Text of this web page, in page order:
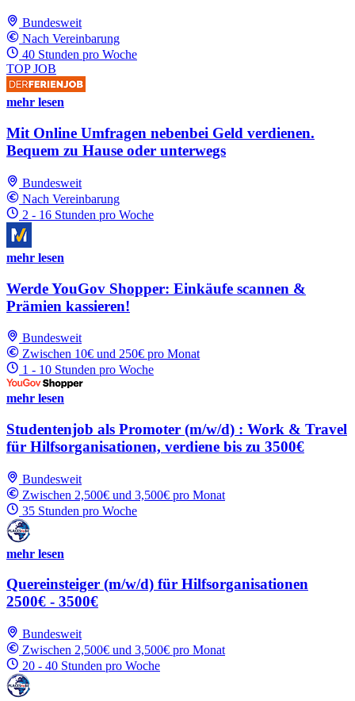
Bundesweit
Nach Vereinbarung
40 Stunden pro Woche
TOP JOB
mehr lesen
Mit Online Umfragen nebenbei Geld verdienen.
Bequem zu Hause oder unterwegs
Bundesweit
Nach Vereinbarung
2 - 16 Stunden pro Woche
mehr lesen
Werde YouGov Shopper: Einkäufe scannen &
Prämien kassieren!
Bundesweit
Zwischen 10€ und 250€ pro Monat
1 - 10 Stunden pro Woche
mehr lesen
Studentenjob als Promoter (m/w/d) : Work & Travel
für Hilfsorganisationen, verdiene bis zu 3500€
Bundesweit
Zwischen 2,500€ und 3,500€ pro Monat
35 Stunden pro Woche
mehr lesen
Quereinsteiger (m/w/d) für Hilfsorganisationen
2500€ - 3500€
Bundesweit
Zwischen 2,500€ und 3,500€ pro Monat
20 - 40 Stunden pro Woche